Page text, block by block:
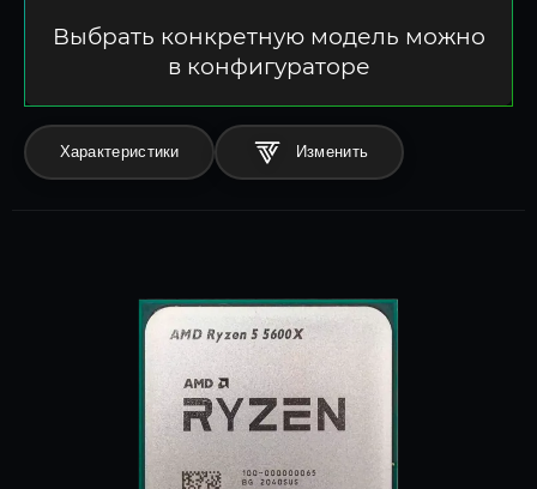
Выбрать конкретную модель можно
в конфигураторе
Характеристики